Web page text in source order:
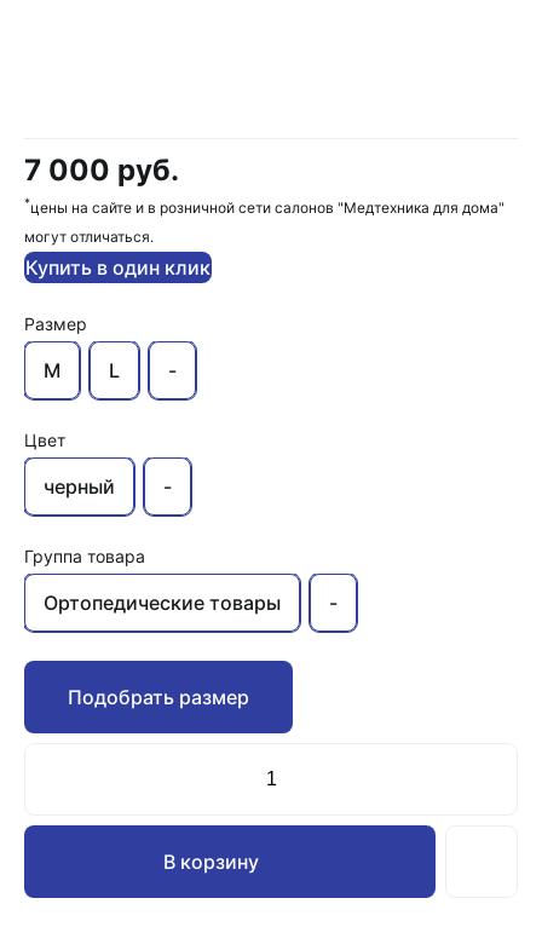
7 000 руб.
*цены на сайте и в розничной сети салонов "Медтехника для дома"
могут отличаться.
Купить в один клик
Размер
M L -
Цвет
черный -
Группа товара
Ортопедические товары -
Подобрать размер
В корзину